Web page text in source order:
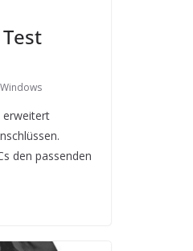
Windows
erweitert
den passenden